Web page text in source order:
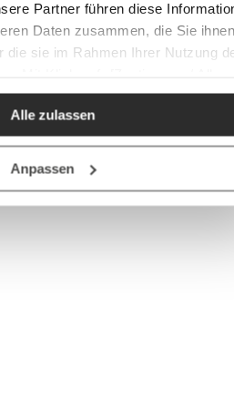
Partner führen diese
Daten zusammen, die Sie ihnen
die sie im Rahmen Ihrer Nutzung
Sie Ihre Einwilligung auch in die
in unserem Shop an unseren
(Ebbinghoff 10, 48624
Ihnen nicht persönlich
Marktverhaltensanalysen)
Alle zulassen
Anpassen